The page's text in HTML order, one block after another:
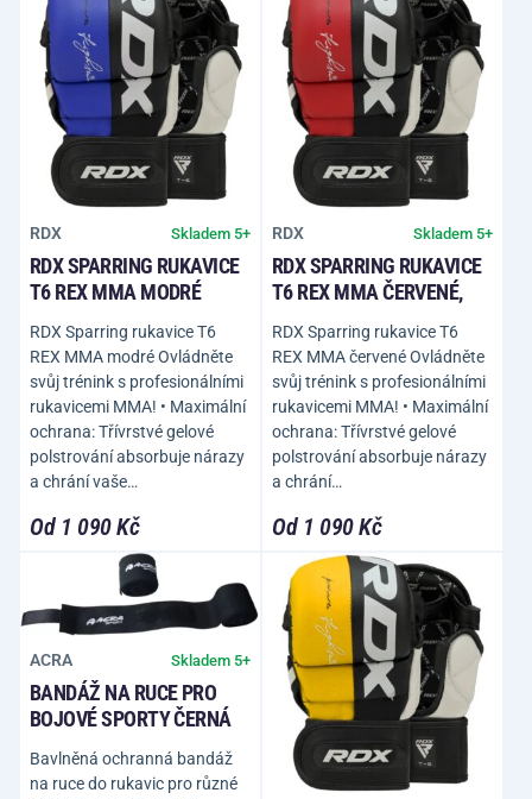
RDX Skladem 5+
RDX SPARRING RUKAVICE
T6 REX MMA MODRÉ
RDX Sparring rukavice T6
REX MMA modré Ovládněte
svůj trénink s profesionálními
rukavicemi MMA! • Maximální
ochrana: Třívrstvé gelové
polstrování absorbuje nárazy
a chrání vaše…
Od 1 090 Kč
RDX Skladem 5+
RDX SPARRING RUKAVICE
T6 REX MMA ČERVENÉ,
RDX Sparring rukavice T6
REX MMA červené Ovládněte
svůj trénink s profesionálními
rukavicemi MMA! • Maximální
ochrana: Třívrstvé gelové
polstrování absorbuje nárazy
a chrání…
Od 1 090 Kč
ACRA Skladem 5+
BANDÁŽ NA RUCE PRO
BOJOVÉ SPORTY ČERNÁ
Bavlněná ochranná bandáž
na ruce do rukavic pro různé